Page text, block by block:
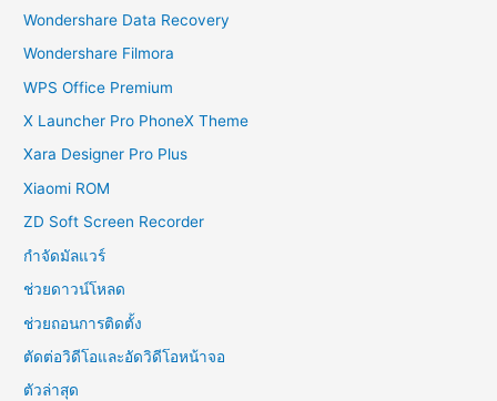
Wondershare Data Recovery
Wondershare Filmora
WPS Office Premium
X Launcher Pro PhoneX Theme
Xara Designer Pro Plus
Xiaomi ROM
ZD Soft Screen Recorder
กำจัดมัลแวร์
ช่วยดาวน์โหลด
ช่วยถอนการติดตั้ง
ตัดต่อวิดีโอและอัดวิดีโอหน้าจอ
ตัวล่าสุด